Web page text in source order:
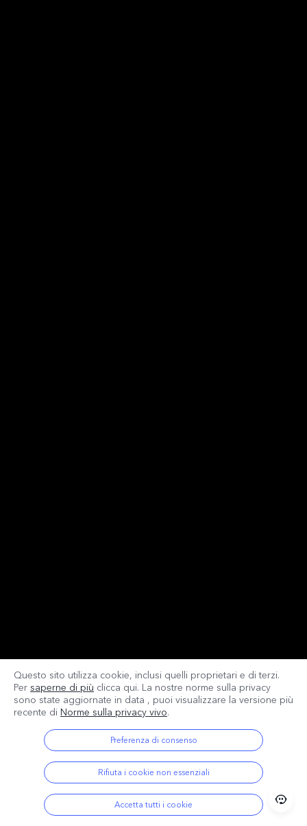
Questo sito utilizza cookie, inclusi quelli proprietari e di terzi.
Per saperne di più clicca qui. La nostre norme sulla privacy
sono state aggiornate in data , puoi visualizzare la versione più
recente di Norme sulla privacy vivo.
Preferenza di consenso
Rifiuta i cookie non essenziali
Accetta tutti i cookie